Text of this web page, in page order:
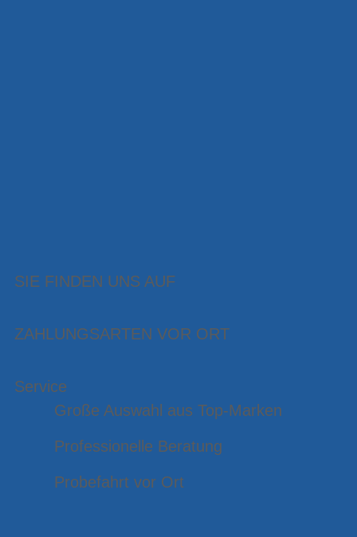
SIE FINDEN UNS AUF
ZAHLUNGSARTEN VOR ORT
Service
Große Auswahl aus Top-Marken
Professionelle Beratung
Probefahrt vor Ort